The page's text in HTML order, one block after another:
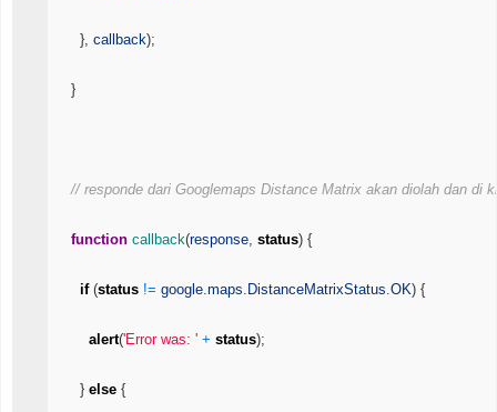
}, callback);
}
// responde dari Googlemaps Distance Matrix akan diolah dan di
function callback(response, status) {
if (status != google.maps. DistanceMatrixStatus.OK) {
alert('Error was: ' + status);
} else {